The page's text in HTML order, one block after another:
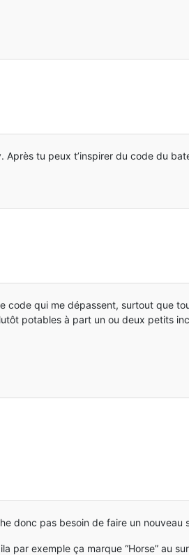
tu peux t’inspirer du code du
code qui me dépassent, surtout que
potables à part un ou deux petits
donc pas besoin de faire un nouveau
par exemple ça marque “Horse” au